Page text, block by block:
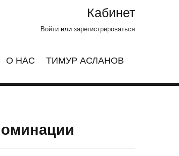
Кабинет
Войти или зарегистрироваться
О НАС ТИМУР АСЛАНОВ